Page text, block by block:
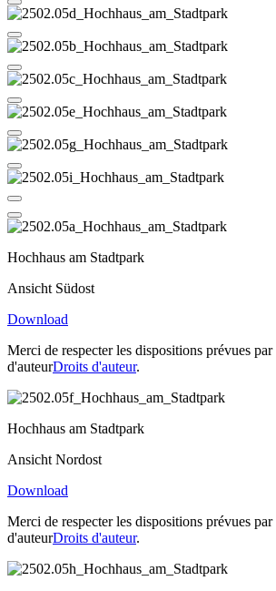
Hochhaus am Stadtpark
Ansicht Südost
Download
Merci de respecter les dispositions prévues
d'auteurDroits d'auteur.
Hochhaus am Stadtpark
Ansicht Nordost
Download
Merci de respecter les dispositions prévues
d'auteurDroits d'auteur.